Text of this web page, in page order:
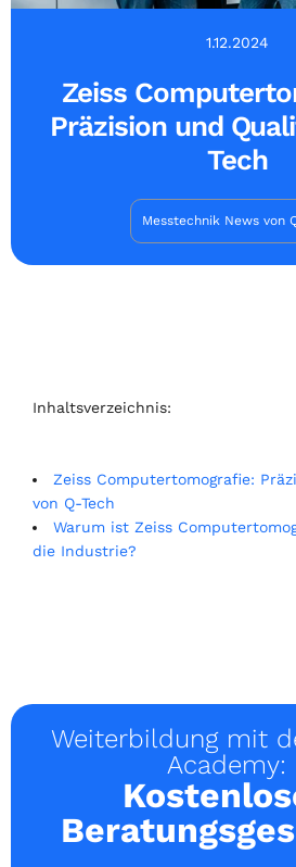
1.12.2024
Zeiss
Präzision und
Tech
Messtechnik News von
Inhaltsverzeichnis:
Zeiss Computertomografie:
von Q-Tech
Warum ist Zeiss
die Industrie?
Weiterbildung mit
Academy: